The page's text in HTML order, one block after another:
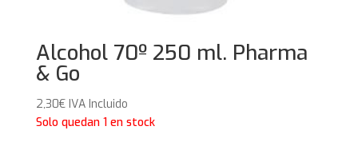
Alcohol 70º 250 ml. Pharma
& Go
2,30€ IVA Incluido
Solo quedan 1 en stock